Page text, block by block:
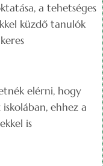
a tehetséges
küzdő tanulók
elérni, hogy
ehhez a
is